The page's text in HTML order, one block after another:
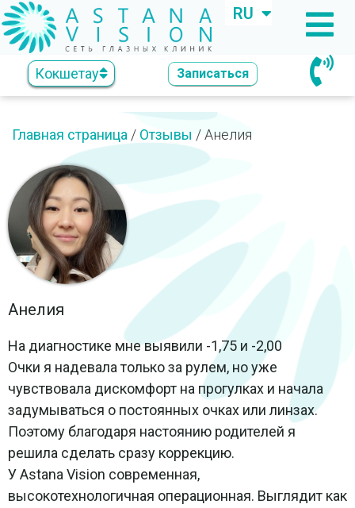
RU
KZ
Кокшетау Записаться
Главная страница / Отзывы /Анелия
Анелия
На диагностике мне выявили -1,75 и -2,00
Очки я надевала только за рулем, но уже
чувствовала дискомфорт на прогулках и начала
задумываться о постоянных очках или линзах.
Поэтому благодаря настоянию родителей я
решила сделать сразу коррекцию.
У Astana Vision современная,
высокотехнологичная операционная. Выглядит как